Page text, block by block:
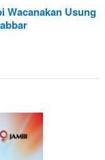
Wacanakan Usung